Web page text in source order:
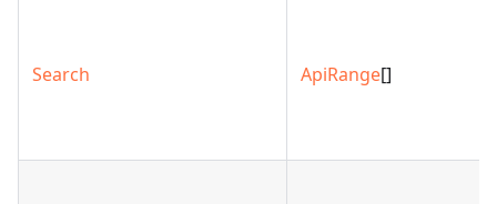
Search ApiRange[]